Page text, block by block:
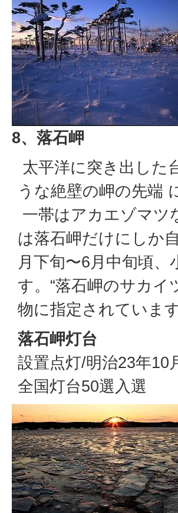
8、落石岬
太平洋に突き出した
うな絶壁の岬の先端
一帯はアカエゾマツ
は落石岬だけにしか
月下旬〜6月中旬頃
す。“落石岬のサカイ
物に指定されています
落石岬灯台
設置点灯/明治23年10
全国灯台50選入選